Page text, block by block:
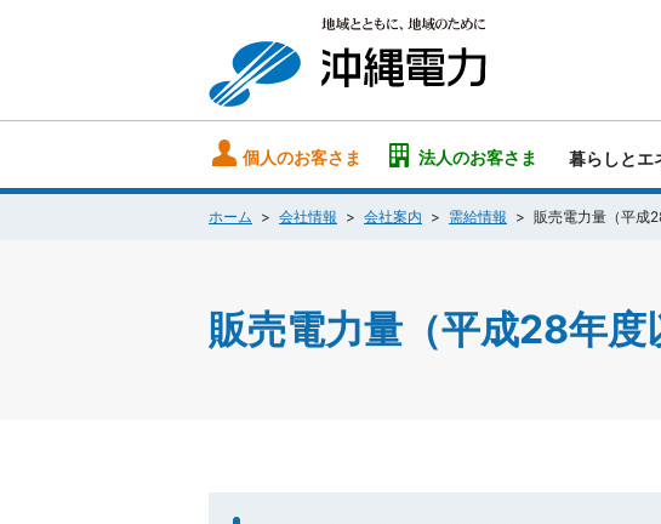
個人のお客さま 法人のお客さま 暮らしとエ
ホーム 会社情報 会社案内 需給情報 販売電力量（平成
販売電力量（平成28年度